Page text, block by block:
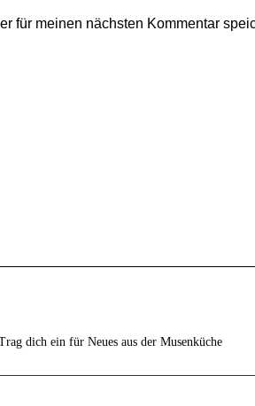
für meinen nächsten Kommentar
dich ein für Neues aus der Musenküche